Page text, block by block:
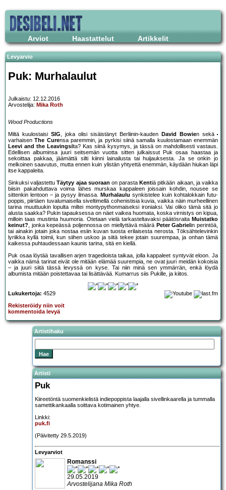
Arviot Haastattelut Artikkelit
Levyarvio
Puk: Murhalaulut
Julkaistu: 12.12.2016
Arvostelija: Mika Roth
Wood Productions
Miltä kuulostaisi SIG, joka olisi sisäistänyt Berliinin-kauden David Bowien sekä
varhaisenThe Curensa paremmin, ja pyrkisi siinä samalla kuulostamaan enemmän
Leevi and the Leavingsilta? Kas siinä kysymys, ja tässä on mahdollisesti vastaus.
Edellisen albuminsa juuri seitsemän vuotta sitten julkaissut Puk osaa haastaa ja
sekoittaa pakkaa, jäämättä silti kiinni lainailusta tai huijauksesta. Ja se onkin jo
melkoinen saavutus, mutta ennen kuin ylistän yhtyettä enemmän, käydään hiukan läpi
itse kappaleita.
Sinkuksi valjastettuTäytyy ajaa suoraan on parasta Kentiä pitkään aikaan, ja vaikka
biisin pakahduttava voima lähes murskaa kappaleen joissain kohdin, nousee se
sittenkin lentoon – ja pysyy ilmassa. Murhalaulu synkistelee kuin kohtalokkain futu-
poppis, piirtäen tuvalumaisella siveltimellä cohenistisia kuvia, vaikka näin murheellinen
tarina muuttuukin lopulta miltei montypythonmaiseksi ironiaksi. Vai oliko tämä sitä jo
alusta saakka? Pukin tapauksessa on näet vaikea huomata, koska virnistys on kipua,
milloin taas mustinta huumoria. Otetaan vielä tarkasteltavaksi päätösraita Muistatko
keinut?, jonka kepeässä poljennossa on miellyttävä määrä Peter Gabrielin perintöä,
tai ainakin jotain joka nostaa esiin kuvan tuosta erilaisesta nerosta. Töksähtelevinkin
lyriikka kyllä toimii, kun siihen uskoo ja siitä tekee jotain suurempaa, ja onhan tämä
kaikessa puhtaudessaan kaunis tarina, sitä en kiellä.
Puk osaa löytää tavallisen arjen tragedioista taikaa, jolla kappaleet syntyvät eloon. Ja
vaikka nämä tarinat eivät ole mitään elämää suurempia, ne ovat juuri meidän kokoisia
– ja juuri siitä tässä levyssä on kyse. Tai niin minä sen ymmärrän, enkä löydä
albumista mitään poistettavaa tai lisättävää. Kumarrus siis Pukille, ja kiitos.
Lukukertoja: 4529
Rekisteröidy niin voit
kommentoida levyä
Artistihaku
Artisti
Puk
Kiireetöntä suomenkielistä indiepoppista laajalla sivellinkaarella ja tummalla
samettikankaalla soittava kotimainen yhtye.
Linkki:
puk.fi
(Päivitetty 29.5.2019)
Levyarviot
Romanssi
29.05.2019
Arvostelijana Mika Roth